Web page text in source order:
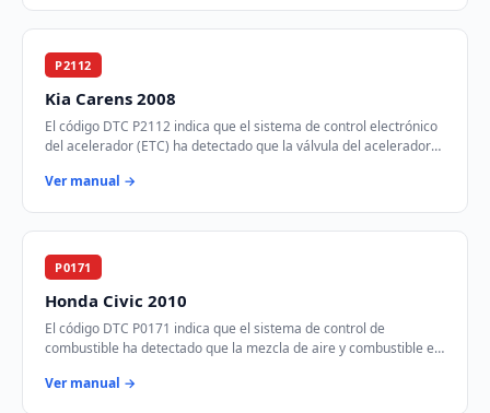
P2112
Kia Carens 2008
El código DTC P2112 indica que el sistema de control electrónico
del acelerador (ETC) ha detectado que la válvula del acelerador
Ver manual →
P0171
Honda Civic 2010
El código DTC P0171 indica que el sistema de control de
combustible ha detectado que la mezcla de aire y combustible es
Ver manual →